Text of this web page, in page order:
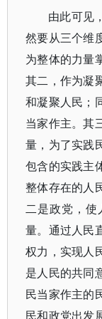
由此可见
然要从三个维
为整体的力量
其二，作为凝
和凝聚人民；
当家作主。其
量，为了实践
包含的实践主
整体存在的人
二是政党，使
量。通过人民
权力，实现人
是人民的共同
民当家作主的
民和政党出发